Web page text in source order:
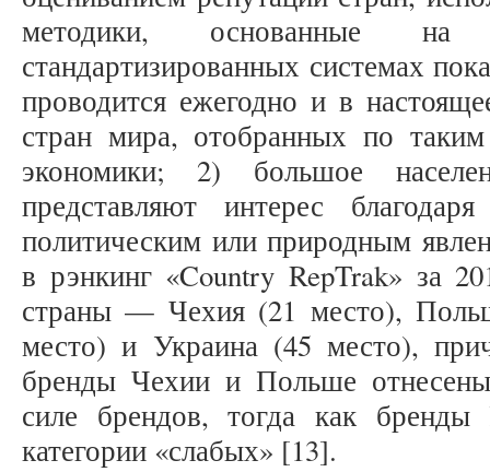
методики, основанные на
стандартизированных системах
проводится ежегодно и в
стран мира, отобранных по
экономики; 2) большое
представляют интерес
политическим или природным
в рэнкинг «Country RepTrak» за
страны — Чехия (21 место),
место) и Украина (45 место),
бренды Чехии и Польше
силе брендов, тогда как
категории «слабых» [13].